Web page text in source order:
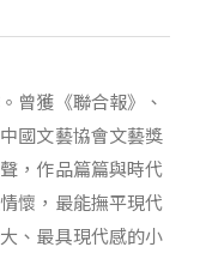
曾獲《聯合報》、
國文藝協會文藝獎
，作品篇篇與時代
懷，最能撫平現代
、最具現代感的小